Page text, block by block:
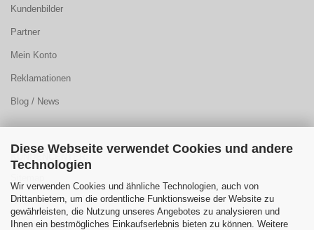
Diese Webseite verwendet Cookies und andere
Technologien
Wir verwenden Cookies und ähnliche Technologien, auch von
Drittanbietern, um die ordentliche Funktionsweise der Website zu
gewährleisten, die Nutzung unseres Angebotes zu analysieren und
Ihnen ein bestmögliches Einkaufserlebnis bieten zu können. Weitere
Kundenbilder
Partner
Mein Konto
Reklamationen
Blog / News
FAQ
Farbauswahl